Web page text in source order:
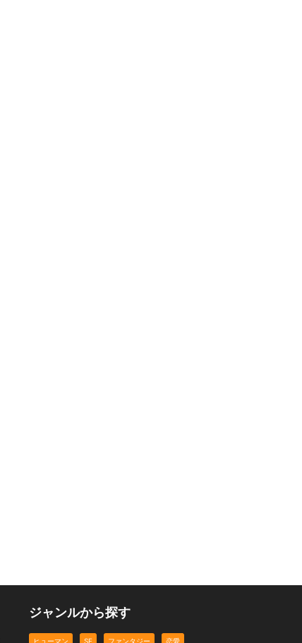
ジャンルから探す
ヒューマン SF ファンタジー 恋愛